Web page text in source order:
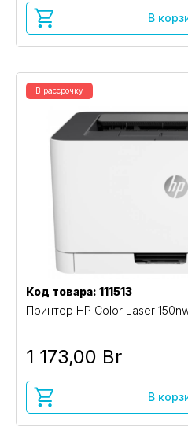
В
В рассрочку
Код товара: 111513
Принтер HP Color Laser
1 173,00 Br
В